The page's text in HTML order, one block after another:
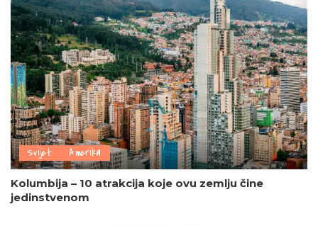
Svijet Amerika
Kolumbija – 10 atrakcija koje ovu zemlju čine
jedinstvenom